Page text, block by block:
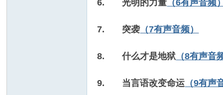
6. 光明的力量 （6有声音频）
7. 突袭（7有声音频）
8. 什么才是地狱 （8有声音
9. 当言语改变命运 （9有声